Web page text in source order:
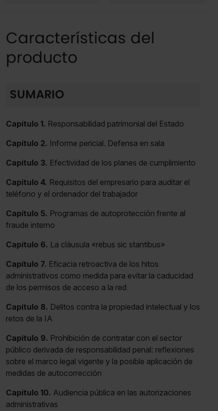
Características del
producto
SUMARIO
Capítulo 1. Responsabilidad patrimonial del Estado
Capítulo 2. Informe pericial. Defensa en sala
Capítulo 3. Efectividad de los planes de cumplimiento
Capítulo 4. Requisitos del empresario para auditar el
teléfono y el ordenador del trabajador
Capítulo 5. Programas de autoprotección frente al
fraude interno
Capítulo 6. La cláusula «rebus sic stantibus»
Capítulo 7. Eficacia retroactiva de los hitos
administrativos como medida para evitar la caducidad
de los permisos de acceso a la red
Capítulo 8. Delitos contra la propiedad intelectual y los
retos de la IA
Capítulo 9. Prohibición de contratar con el sector
público derivada de responsabilidad penal: reflexiones
sobre el marco legal vigente y la posible aplicación de
medidas de autocorrección
Capítulo 10. Audiencia pública en las autorizaciones
administrativas